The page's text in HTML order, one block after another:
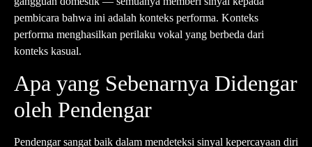
pembicara bahwa ini adalah konteks performa. Konteks
performa menghasilkan perilaku vokal yang berbeda dari
konteks kasual.
Apa yang Sebenarnya Didengar
oleh Pendengar
Pendengar sangat baik dalam mendeteksi sinyal kepercayaan diri